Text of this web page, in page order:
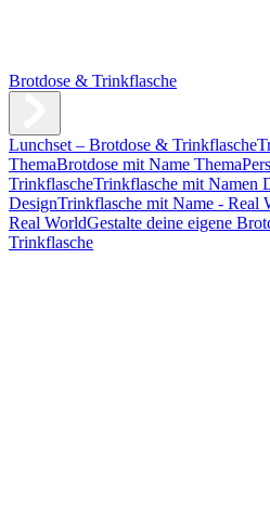
Brotdose & Trinkflasche
Lunchset – Brotdose & Trinkflasche
ThemaBrotdose mit Name Thema
TrinkflascheTrinkflasche mit Namen
DesignTrinkflasche mit Name - Real
Real WorldGestalte deine eigene
Trinkflasche